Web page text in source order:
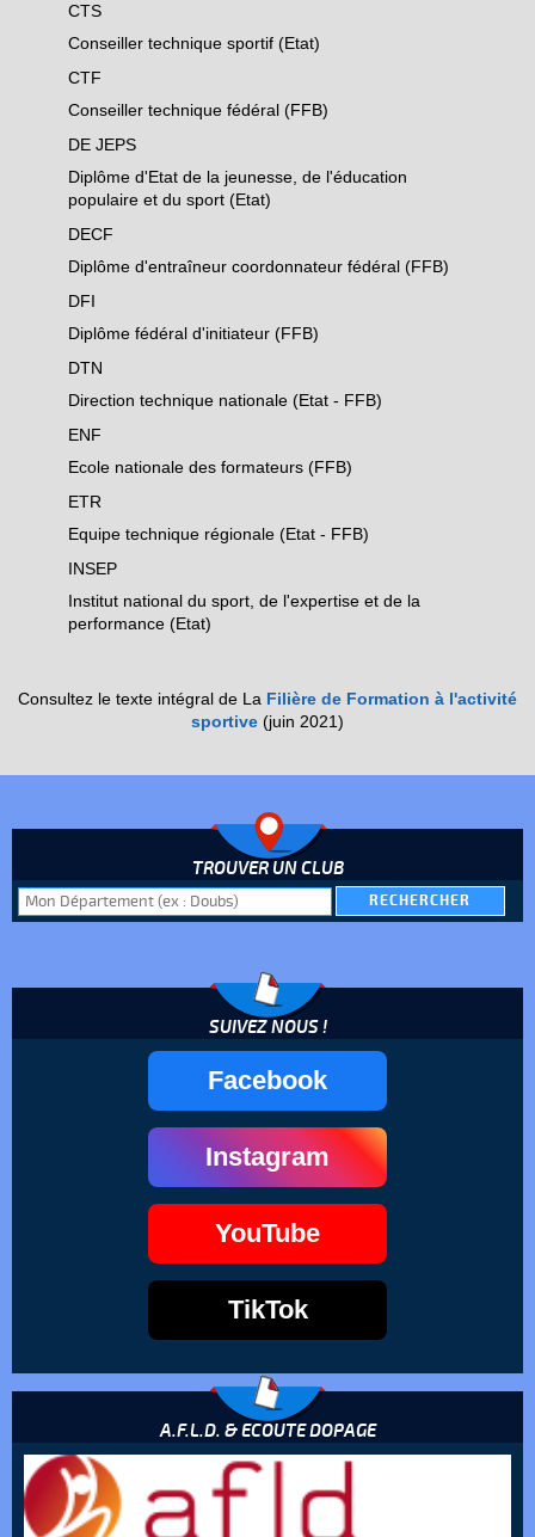
CTS
Conseiller technique sportif (Etat)
CTF
Conseiller technique fédéral (FFB)
DE JEPS
Diplôme d'Etat de la jeunesse, de l'éducation
populaire et du sport (Etat)
DECF
Diplôme d'entraîneur coordonnateur fédéral (FFB)
DFI
Diplôme fédéral d'initiateur (FFB)
DTN
Direction technique nationale (Etat - FFB)
ENF
Ecole nationale des formateurs (FFB)
ETR
Equipe technique régionale (Etat - FFB)
INSEP
Institut national du sport, de l'expertise et de la
performance (Etat)
Consultez le texte intégral de La Filière de Formation à l'activité
sportive (juin 2021)
TROUVER UN CLUB
SUIVEZ NOUS !
Facebook
Instagram
YouTube
TikTok
A.F.L.D. & ECOUTE DOPAGE